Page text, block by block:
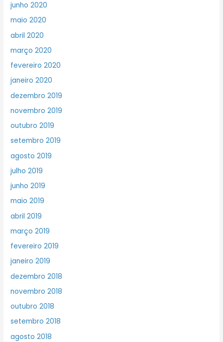
junho 2020
maio 2020
abril 2020
março 2020
fevereiro 2020
janeiro 2020
dezembro 2019
novembro 2019
outubro 2019
setembro 2019
agosto 2019
julho 2019
junho 2019
maio 2019
abril 2019
março 2019
fevereiro 2019
janeiro 2019
dezembro 2018
novembro 2018
outubro 2018
setembro 2018
agosto 2018